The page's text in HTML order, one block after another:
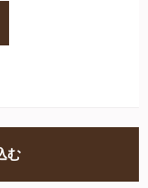
む